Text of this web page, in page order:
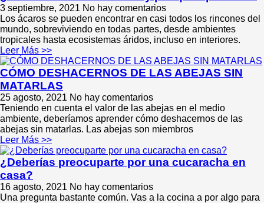
3 septiembre, 2021 No hay comentarios
Los ácaros se pueden encontrar en casi todos los rincones del
mundo, sobreviviendo en todas partes, desde ambientes
tropicales hasta ecosistemas áridos, incluso en interiores.
Leer Más >>
CÓMO DESHACERNOS DE LAS ABEJAS SIN
MATARLAS
25 agosto, 2021 No hay comentarios
Teniendo en cuenta el valor de las abejas en el medio
ambiente, deberíamos aprender cómo deshacernos de las
abejas sin matarlas. Las abejas son miembros
Leer Más >>
¿Deberías preocuparte por una cucaracha en
casa?
16 agosto, 2021 No hay comentarios
Una pregunta bastante común. Vas a la cocina a por algo para